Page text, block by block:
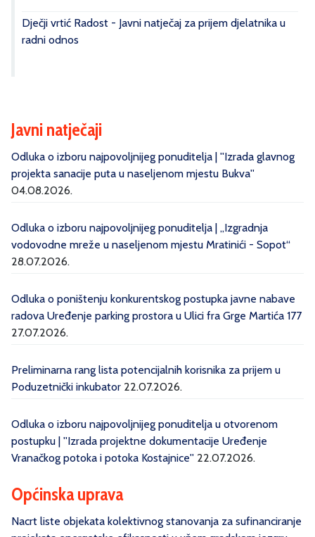
Dječji vrtić Radost - Javni natječaj za prijem djelatnika u
radni odnos
Javni natječaji
Odluka o izboru najpovoljnijeg ponuditelja | ''Izrada glavnog
projekta sanacije puta u naseljenom mjestu Bukva''
04.08.2026.
Odluka o izboru najpovoljnijeg ponuditelja | „Izgradnja
vodovodne mreže u naseljenom mjestu Mratinići - Sopot“
28.07.2026.
Odluka o poništenju konkurentskog postupka javne nabave
radova Uređenje parking prostora u Ulici fra Grge Martića 177
27.07.2026.
Preliminarna rang lista potencijalnih korisnika za prijem u
Poduzetnički inkubator 22.07.2026.
Odluka o izboru najpovoljnijeg ponuditelja u otvorenom
postupku | ''Izrada projektne dokumentacije Uređenje
Vranačkog potoka i potoka Kostajnice'' 22.07.2026.
Općinska uprava
Nacrt liste objekata kolektivnog stanovanja za sufinanciranje